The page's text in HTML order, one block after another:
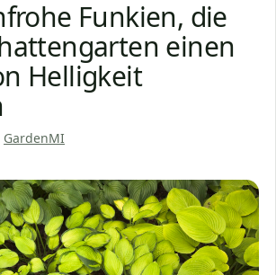
Funkien, die
einen
Helligkeit
GardenMI